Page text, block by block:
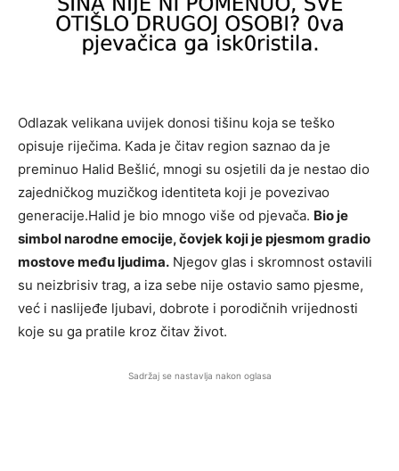
Odlazak velikana uvijek donosi tišinu koja se teško
opisuje riječima. Kada je čitav region saznao da je
preminuo Halid Bešlić, mnogi su osjetili da je nestao dio
zajedničkog muzičkog identiteta koji je povezivao
generacije.Halid je bio mnogo više od pjevača. Bio je
simbol narodne emocije, čovjek koji je pjesmom gradio
mostove među ljudima. Njegov glas i skromnost ostavili
su neizbrisiv trag, a iza sebe nije ostavio samo pjesme,
već i naslijeđe ljubavi, dobrote i porodičnih vrijednosti
koje su ga pratile kroz čitav život.
Sadržaj se nastavlja nakon oglasa